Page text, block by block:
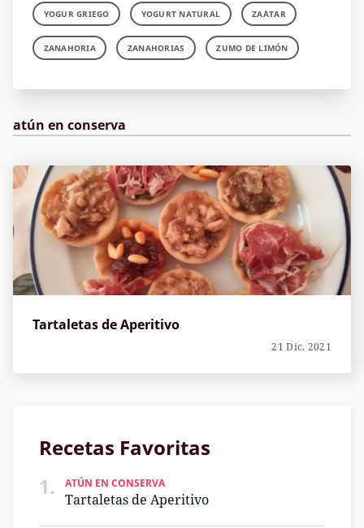
YOGUR GRIEGO YOGURT NATURAL ZA´ATAR
ZANAHORIA ZANAHORIAS ZUMO DE LIMÓN
atún en conserva
Tartaletas de Aperitivo
21 Dic, 2021
Recetas Favoritas
1.
ATÚN EN CONSERVA
Tartaletas de Aperitivo